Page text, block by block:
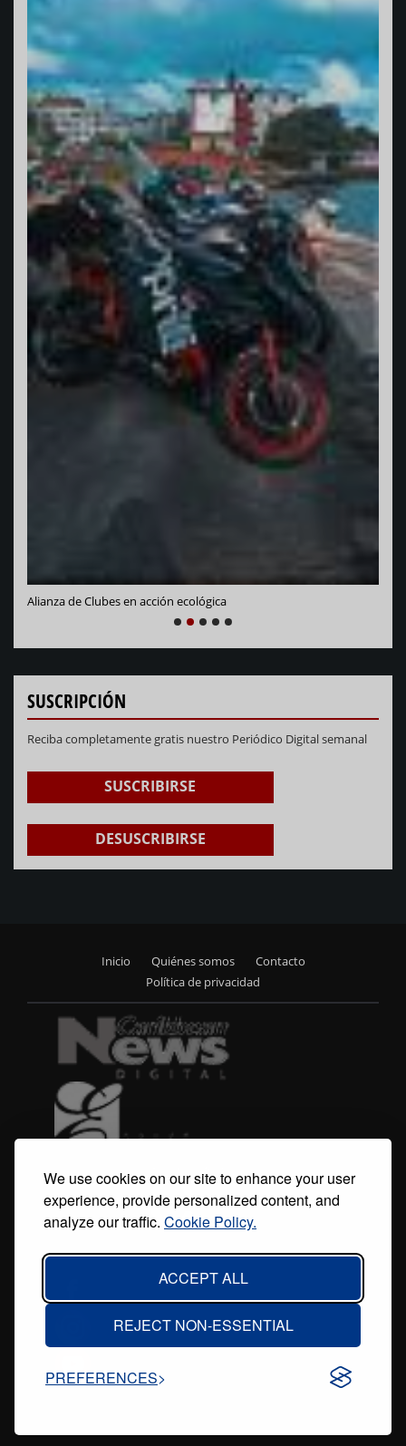
We use cookies on our site to enhance your user
experience, provide personalized content, and
analyze our traffic. Cookie Policy.
ACCEPT ALL
REJECT NON-ESSENTIAL
PREFERENCES
Alianza de Clubes en acción ecológica
PREVIOUS
SUSCRIPCIÓN
Reciba completamente gratis nuestro Periódico Digital semanal
SUSCRIBIRSE
DESUSCRIBIRSE
menu
Inicio Quiénes somos
Contacto
Política de privacidad